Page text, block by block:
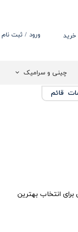
ورود / ثبت نام
تغییر گذر واژهچینی و سرامیک
خرید
قائم
برای انتخاب بهترین